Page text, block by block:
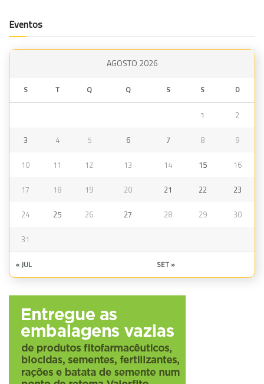
Eventos
AGOSTO 2026
S T Q Q S S D
1 2
3 4 5 6 7 8 9
10 11 12 13 14 15 16
17 18 19 20 21 22 23
24 25 26 27 28 29 30
31
« JUL SET »